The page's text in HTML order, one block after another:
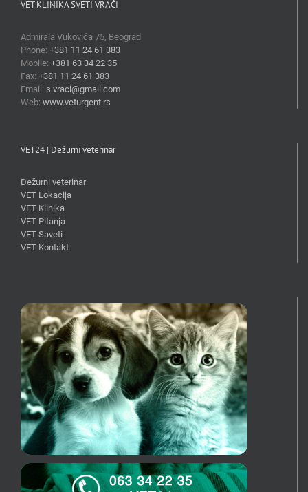
VET KLINIKA SVETI VRAČI
Admirala Vukovića 75, Beograd
Phone: +381 11 24 61 383
Mobile: +381 63 34 22 35
Fax: +381 11 24 61 383
Email: s.vraci@gmail.com
Web: www.veturgent.rs
VET24 | Dežurni veterinar
Dežurni veterinar
VET Lokacija
VET Klinika
VET Pitanja
VET Saveti
VET Kontakt